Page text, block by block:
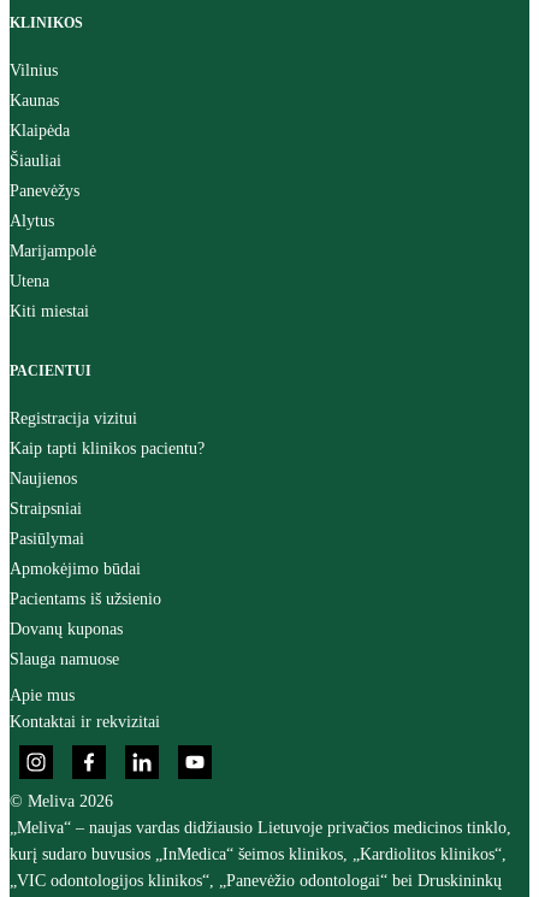
KLINIKOS
Vilnius
Kaunas
Klaipėda
Šiauliai
Panevėžys
Alytus
Marijampolė
Utena
Kiti miestai
PACIENTUI
Registracija vizitui
Kaip tapti klinikos pacientu?
Naujienos
Straipsniai
Pasiūlymai
Apmokėjimo būdai
Pacientams iš užsienio
Dovanų kuponas
Slauga namuose
Apie mus
Kontaktai ir rekvizitai
© Meliva 2026
„Meliva“ – naujas vardas didžiausio Lietuvoje privačios medicinos tinklo,
kurį sudaro buvusios „InMedica“ šeimos klinikos, „Kardiolitos klinikos“,
„VIC odontologijos klinikos“, „Panevėžio odontologai“ bei Druskininkų